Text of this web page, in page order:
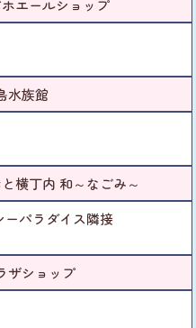
エールショップ
水族館
横丁内 和～なごみ～
ーパラダイス隣接
ザショップ